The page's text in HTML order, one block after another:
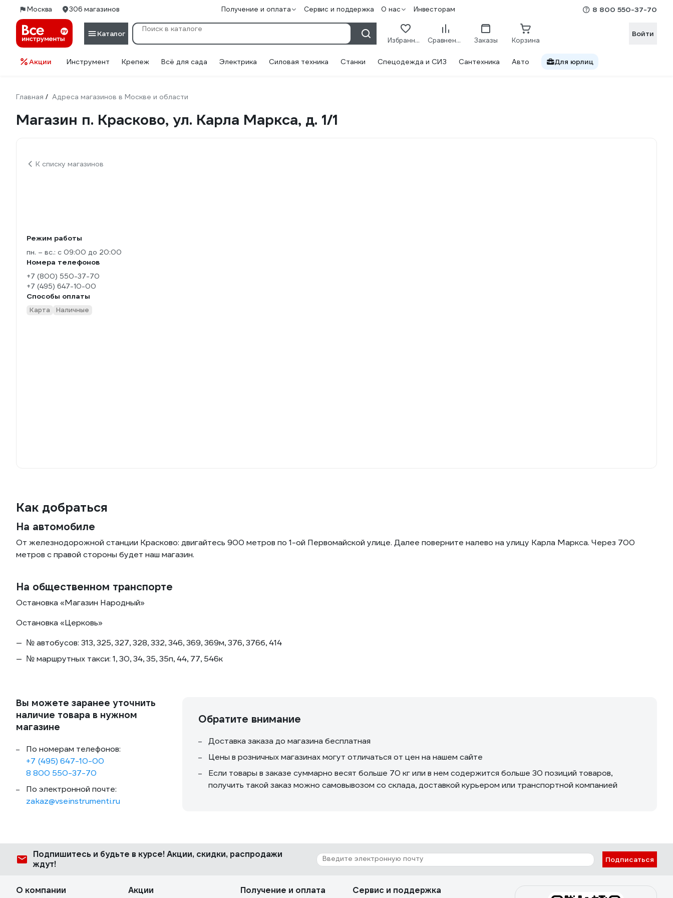
Москва 306 магазинов Получение и оплата Сервис и поддержка О нас Инвесторам 8 800 550-37-70
Каталог
Избранное Сравнение Заказы Корзина
Войти
Акции Инструмент Крепеж Всё для сада Электрика Силовая техника Станки Спецодежда и СИЗ Сантехника Авто Для юрлиц
Главная / Адреса магазинов в Москве и области
Магазин п. Красково, ул. Карла Маркса, д. 1/1
К списку магазинов
Режим работы
пн. – вс.: с 09:00 до 20:00
Номера телефонов
+7 (800) 550-37-70
+7 (495) 647-10-00
Способы оплаты
Карта Наличные
Как добраться
На автомобиле
От железнодорожной станции Красково: двигайтесь 900 метров по 1-ой Первомайской улице. Далее поверните налево на улицу Карла Маркса. Через 700
метров с правой стороны будет наш магазин.
На общественном транспорте
Остановка «Магазин Народный»
Остановка «Церковь»
№ автобусов: 313, 325, 327, 328, 332, 346, 369, 369м, 376, 376б, 414
№ маршрутных такси: 1, 30, 34, 35, 35п, 44, 77, 546к
Вы можете заранее уточнить
наличие товара в нужном
магазине
По номерам телефонов:
+7 (495) 647-10-00
8 800 550-37-70
По электронной почте:
zakaz@vseinstrumenti.ru
Обратите внимание
Доставка заказа до магазина бесплатная
Цены в розничных магазинах могут отличаться от цен на нашем сайте
Если товары в заказе суммарно весят больше 70 кг или в нем содержится больше 30 позиций товаров,
получить такой заказ можно самовывозом со склада, доставкой курьером или транспортной компанией
Подпишитесь и будьте в курсе! Акции, скидки, распродажи
ждут!
Подписаться
О компании Акции Получение и оплата Сервис и поддержка